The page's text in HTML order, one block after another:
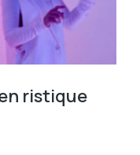
ristique